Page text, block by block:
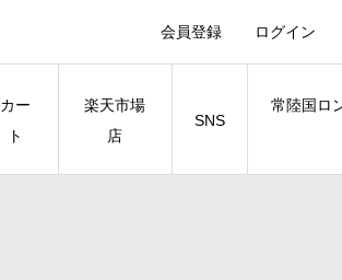
会員登録 ログイン
カー
ト
楽天市場
店
SNS
常陸国ロ